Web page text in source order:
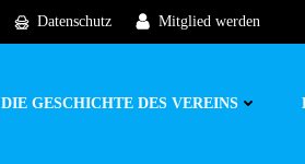
Datenschutz Mitglied werden
DIE GESCHICHTE DES VEREINS